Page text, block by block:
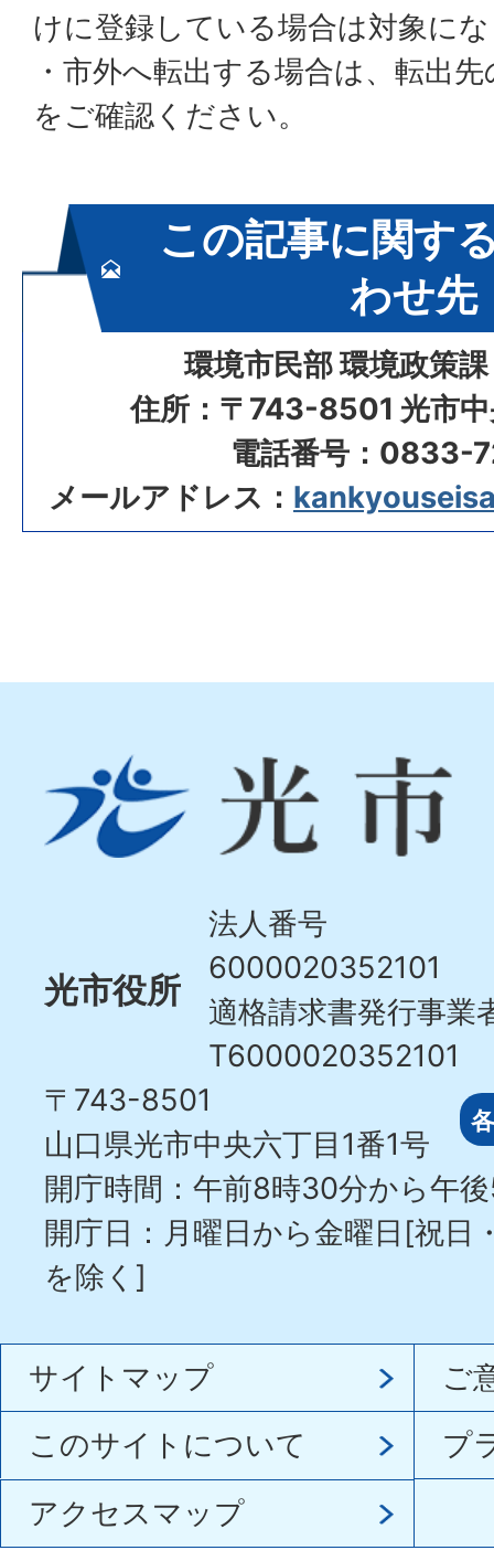
けに登録している場合は対象に
・市外へ転出する場合は、転出
をご確認ください。
この記事に関す
わせ先
環境市民部 環境政策
住所：〒743-8501 光市中
電話番号：0833-
メールアドレス：
市
Hikari
光市役所
法人番号
6000020352101
適格請求書発行事業
T6000020352101
〒743-8501
山口県光市中央六丁目1番1号
開庁時間：午前8時30分から午
開庁日：月曜日から金曜日[祝日
を除く]
サイトマップ
ご
このサイトについて
プ
アクセスマップ